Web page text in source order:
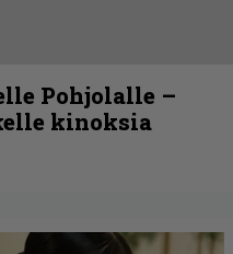
Pohjolalle –
kinoksia